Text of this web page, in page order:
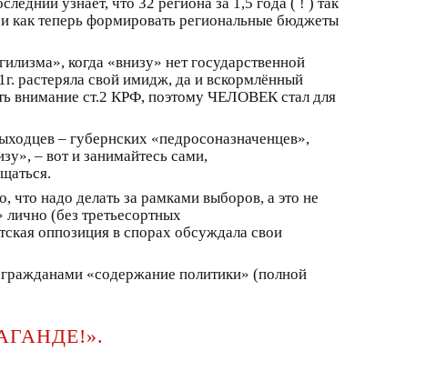
как теперь формировать региональные бюджеты
когда «внизу» нет государственной
свой имидж, да и вскормлённый
внимание ст.2 КРФ, поэтому ЧЕЛОВЕК стал для
– губернских «педросоназначенцев»,
– вот и занимайтесь сами,
что надо делать за рамками выборов, а это не
(без третьесортных
оппозиция в спорах обсуждала свои
гражданами «содержание политики» (полной